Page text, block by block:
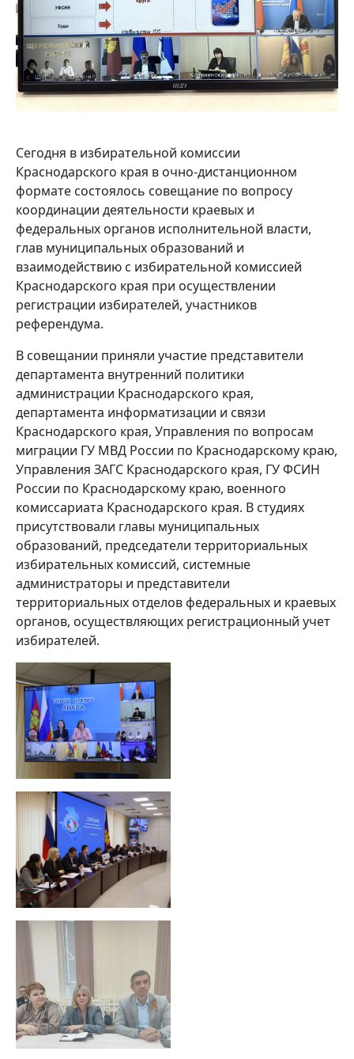
Сегодня в избирательной комиссии
Краснодарского края в очно-дистанционном
формате состоялось совещание по вопросу
координации деятельности краевых и
федеральных органов исполнительной власти,
глав муниципальных образований и
взаимодействию с избирательной комиссией
Краснодарского края при осуществлении
регистрации избирателей, участников
референдума.
В совещании приняли участие представители
департамента внутренний политики
администрации Краснодарского края,
департамента информатизации и связи
Краснодарского края, Управления по вопросам
миграции ГУ МВД России по Краснодарскому краю,
Управления ЗАГС Краснодарского края, ГУ ФСИН
России по Краснодарскому краю, военного
комиссариата Краснодарского края. В студиях
присутствовали главы муниципальных
образований, председатели территориальных
избирательных комиссий, системные
администраторы и представители
территориальных отделов федеральных и краевых
органов, осуществляющих регистрационный учет
избирателей.